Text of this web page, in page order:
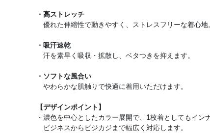
・高ストレッチ
優れた伸縮性で動きやすく、ストレスフリーな着心地
・吸汗速乾
汗を素早く吸収・拡散し、ベタつきを抑えます。
・ソフトな風合い
やわらかな肌触りで快適に着用いただけます。
【デザインポイント】
・濃色を中心としたカラー展開で、1枚着としてもイン
ビジネスからビジカジまで幅広く対応します。